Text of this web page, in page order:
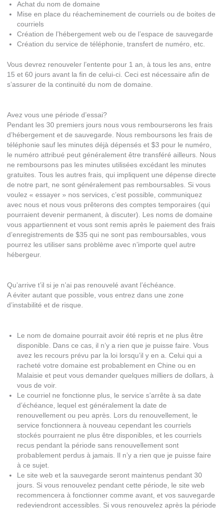
Achat du nom de domaine
Mise en place du réacheminement de courriels ou de boites de
courriels
Création de l’hébergement web ou de l’espace de sauvegarde
Création du service de téléphonie, transfert de numéro, etc.
Vous devrez renouveler l’entente pour 1 an, à tous les ans, entre
15 et 60 jours avant la fin de celui-ci. Ceci est nécessaire afin de
s’assurer de la continuité du nom de domaine.
Avez vous une période d’essai?
Pendant les 30 premiers jours nous vous rembourserons les frais
d’hébergement et de sauvegarde. Nous remboursons les frais de
téléphonie sauf les minutes déjà dépensés et $3 pour le numéro,
le numéro attribué peut généralement être transféré ailleurs. Nous
ne remboursons pas les minutes utilisées excédant les minutes
gratuites. Tous les autres frais, qui impliquent une dépense directe
de notre part, ne sont généralement pas remboursables. Si vous
voulez « essayer » nos services, c’est possible, communiquez
avec nous et nous vous prêterons des comptes temporaires (qui
pourraient devenir permanent, à discuter). Les noms de domaine
vous appartiennent et vous sont remis après le paiement des frais
d’enregistrements de $35 qui ne sont pas remboursables, vous
pourrez les utiliser sans problème avec n’importe quel autre
hébergeur.
Qu’arrive t’il si je n’ai pas renouvelé avant l’échéance.
A éviter autant que possible, vous entrez dans une zone
d’instabilité et de risque.
Le nom de domaine pourrait avoir été repris et ne plus être
disponible. Dans ce cas, il n’y a rien que je puisse faire. Vous
avez les recours prévu par la loi lorsqu’il y en a. Celui qui a
racheté votre domaine est probablement en Chine ou en
Malaisie et peut vous demander quelques milliers de dollars, à
vous de voir.
Le courriel ne fonctionne plus, le service s’arrête à sa date
d’échéance, lequel est généralement la date de
renouvellement ou peu après. Lors du renouvellement, le
service fonctionnera à nouveau cependant les courriels
stockés pourraient ne plus être disponibles, et les courriels
recus pendant la période sans renouvellement sont
probablement perdus à jamais. Il n’y a rien que je puisse faire
à ce sujet.
Le site web et la sauvegarde seront maintenus pendant 30
jours. Si vous renouvelez pendant cette période, le site web
recommencera à fonctionner comme avant, et vos sauvegarde
redeviendront accessibles. Si vous renouvelez après la période